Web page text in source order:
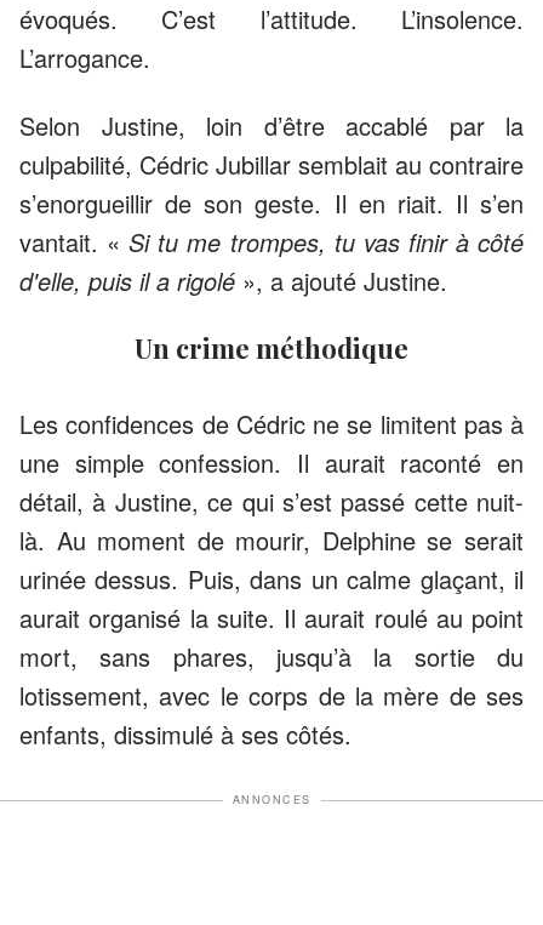
évoqués. C’est l’attitude. L’insolence.
L’arrogance.
Selon Justine, loin d’être accablé par la
culpabilité, Cédric Jubillar semblait au contraire
s’enorgueillir de son geste. Il en riait. Il s’en
vantait. «Si tu me trompes, tu vas finir à côté
d'elle, puis il a rigolé », a ajouté Justine.
Un crime méthodique
Les confidences de Cédric ne se limitent pas à
une simple confession. Il aurait raconté en
détail, à Justine, ce qui s’est passé cette nuit-
là. Au moment de mourir, Delphine se serait
urinée dessus. Puis, dans un calme glaçant, il
aurait organisé la suite. Il aurait roulé au point
mort, sans phares, jusqu’à la sortie du
lotissement, avec le corps de la mère de ses
enfants, dissimulé à ses côtés.
ANNONCES